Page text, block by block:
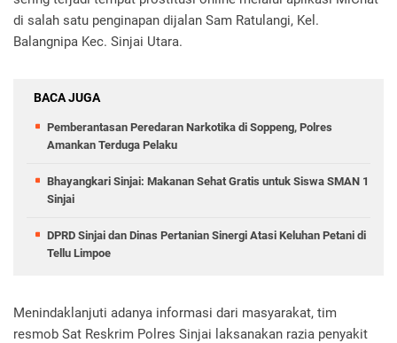
di salah satu penginapan dijalan Sam Ratulangi, Kel.
Balangnipa Kec. Sinjai Utara.
BACA JUGA
Pemberantasan Peredaran Narkotika di Soppeng, Polres
Amankan Terduga Pelaku
Bhayangkari Sinjai: Makanan Sehat Gratis untuk Siswa SMAN 1
Sinjai
DPRD Sinjai dan Dinas Pertanian Sinergi Atasi Keluhan Petani di
Tellu Limpoe
Menindaklanjuti adanya informasi dari masyarakat, tim
resmob Sat Reskrim Polres Sinjai laksanakan razia penyakit